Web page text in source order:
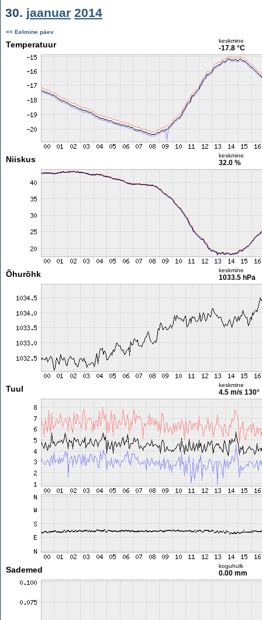
30. jaanuar 2014
<< Eelmine päev
Temperatuur keskmine
-17.8 °C
Niiskus keskmine
32.0 %
Õhurõhk keskmine
1033.5 hPa
Tuul keskmine
4.5 m/s 130°
Sademed koguhulk
0.00 mm